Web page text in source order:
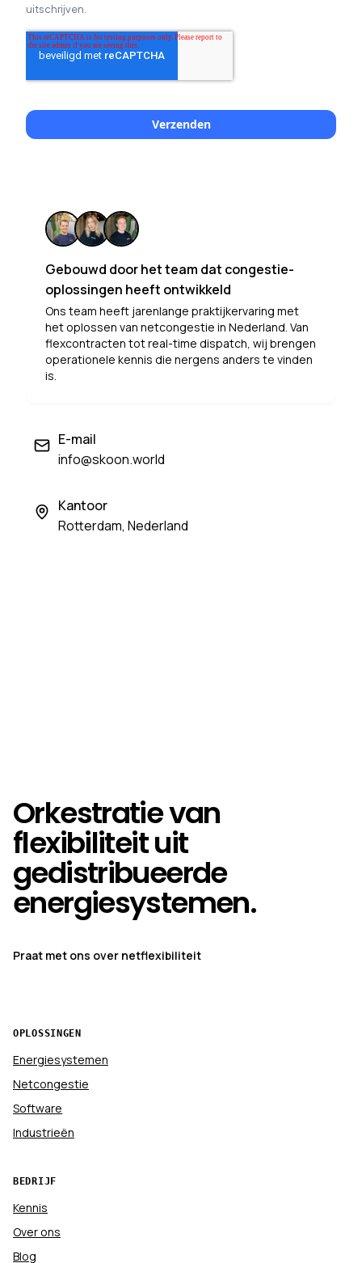
Gebouwd door het team dat congestie-
oplossingen heeft ontwikkeld
Ons team heeft jarenlange praktijkervaring met
het oplossen van netcongestie in Nederland. Van
flexcontracten tot real-time dispatch, wij brengen
operationele kennis die nergens anders te vinden
is.
E-mail
info@skoon.world
Kantoor
Rotterdam, Nederland
Orkestratie van
flexibiliteit uit
gedistribueerde
energiesystemen.
Praat met ons over netflexibiliteit
OPLOSSINGEN
Energiesystemen
Netcongestie
Software
Industrieën
BEDRIJF
Kennis
Over ons
Blog